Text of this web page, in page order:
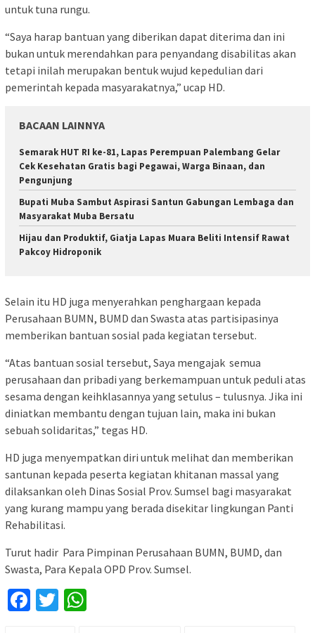
untuk tuna rungu.
“Saya harap bantuan yang diberikan dapat diterima dan ini
bukan untuk merendahkan para penyandang disabilitas akan
tetapi inilah merupakan bentuk wujud kepedulian dari
pemerintah kepada masyarakatnya,” ucap HD.
BACAAN LAINNYA
Semarak HUT RI ke-81, Lapas Perempuan Palembang Gelar
Cek Kesehatan Gratis bagi Pegawai, Warga Binaan, dan
Pengunjung
Bupati Muba Sambut Aspirasi Santun Gabungan Lembaga dan
Masyarakat Muba Bersatu
Hijau dan Produktif, Giatja Lapas Muara Beliti Intensif Rawat
Pakcoy Hidroponik
Selain itu HD juga menyerahkan penghargaan kepada
Perusahaan BUMN, BUMD dan Swasta atas partisipasinya
memberikan bantuan sosial pada kegiatan tersebut.
“Atas bantuan sosial tersebut, Saya mengajak semua
perusahaan dan pribadi yang berkemampuan untuk peduli atas
sesama dengan keihklasannya yang setulus – tulusnya. Jika ini
diniatkan membantu dengan tujuan lain, maka ini bukan
sebuah solidaritas,” tegas HD.
HD juga menyempatkan diri untuk melihat dan memberikan
santunan kepada peserta kegiatan khitanan massal yang
dilaksankan oleh Dinas Sosial Prov. Sumsel bagi masyarakat
yang kurang mampu yang berada disekitar lingkungan Panti
Rehabilitasi.
Turut hadir Para Pimpinan Perusahaan BUMN, BUMD, dan
Swasta, Para Kepala OPD Prov. Sumsel.
Facebook
Twitter